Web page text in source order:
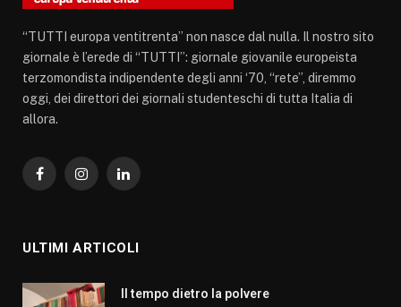
“TUTTI europa ventitrenta” non nasce dal nulla. Il nostro sito
giornale è l’erede di “TUTTI”: giornale giovanile europeista
terzomondista indipendente degli anni ‘70, “rete”, diremmo
oggi, dei direttori dei giornali studenteschi di tutta Italia di
allora.
FacebookInstagramLinkedIn
ULTIMI ARTICOLI
Il tempo dietro la polvere